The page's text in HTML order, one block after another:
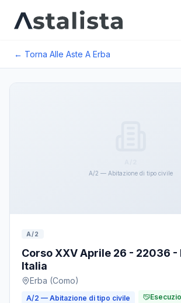
← Torna Alle Aste A Erba
A/2 — Abitazione di tipo civile
A/2
Corso XXV Aprile 26 - 22036 -
Italia
Erba (Como)
A/2 — Abitazione di tipo civile